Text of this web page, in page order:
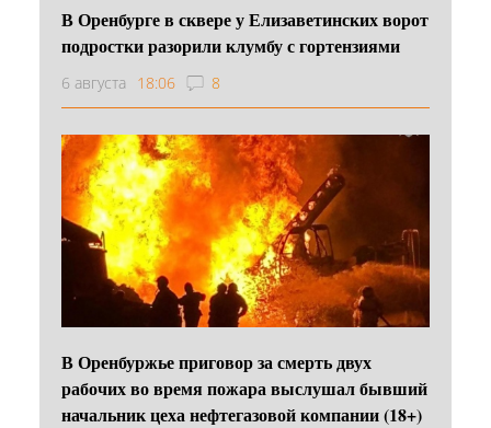
В Оренбурге в сквере у Елизаветинских ворот
подростки разорили клумбу с гортензиями
6 августа 18:06 8
В Оренбуржье приговор за смерть двух
рабочих во время пожара выслушал бывший
начальник цеха нефтегазовой компании (18+)